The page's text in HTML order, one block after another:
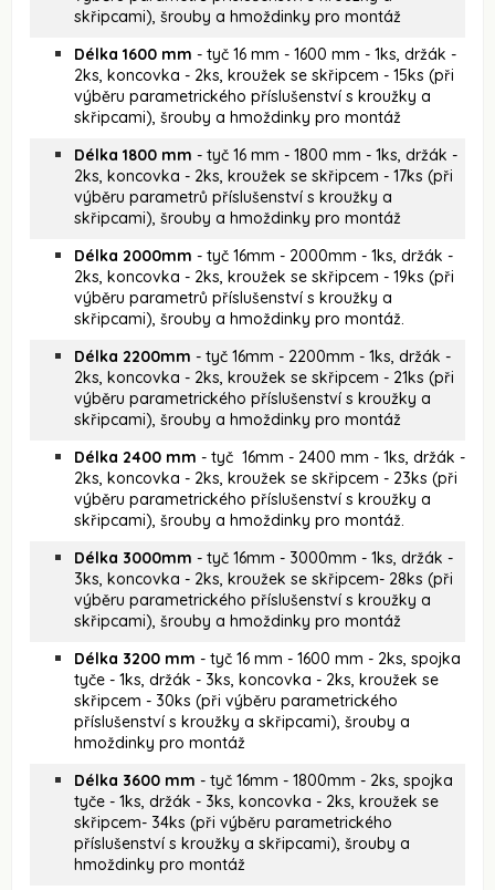
skřipcami), šrouby a hmoždinky pro montáž
Délka 1600 mm - tyč 16 mm - 1600 mm - 1ks, držák -
2ks, koncovka - 2ks, kroužek se skřipcem - 15ks (při
výběru parametrického příslušenství s kroužky a
skřipcami), šrouby a hmoždinky pro montáž
Délka 1800 mm - tyč 16 mm - 1800 mm - 1ks, držák -
2ks, koncovka - 2ks, kroužek se skřipcem - 17ks (při
výběru parametrů příslušenství s kroužky a
skřipcami), šrouby a hmoždinky pro montáž
Délka 2000mm - tyč 16mm - 2000mm - 1ks, držák -
2ks, koncovka - 2ks, kroužek se skřipcem - 19ks (při
výběru parametrů příslušenství s kroužky a
skřipcami), šrouby a hmoždinky pro montáž.
Délka 2200mm - tyč 16mm - 2200mm - 1ks, držák -
2ks, koncovka - 2ks, kroužek se skřipcem - 21ks (při
výběru parametrického příslušenství s kroužky a
skřipcami), šrouby a hmoždinky pro montáž
Délka 2400 mm - tyč 16mm - 2400 mm - 1ks, držák -
2ks, koncovka - 2ks, kroužek se skřipcem - 23ks (při
výběru parametrického příslušenství s kroužky a
skřipcami), šrouby a hmoždinky pro montáž.
Délka 3000mm - tyč 16mm - 3000mm - 1ks, držák -
3ks, koncovka - 2ks, kroužek se skřipcem- 28ks (při
výběru parametrického příslušenství s kroužky a
skřipcami), šrouby a hmoždinky pro montáž
Délka 3200 mm - tyč 16 mm - 1600 mm - 2ks, spojka
tyče - 1ks, držák - 3ks, koncovka - 2ks, kroužek se
skřipcem - 30ks (při výběru parametrického
příslušenství s kroužky a skřipcami), šrouby a
hmoždinky pro montáž
Délka 3600 mm - tyč 16mm - 1800mm - 2ks, spojka
tyče - 1ks, držák - 3ks, koncovka - 2ks, kroužek se
skřipcem- 34ks (při výběru parametrického
příslušenství s kroužky a skřipcami), šrouby a
hmoždinky pro montáž